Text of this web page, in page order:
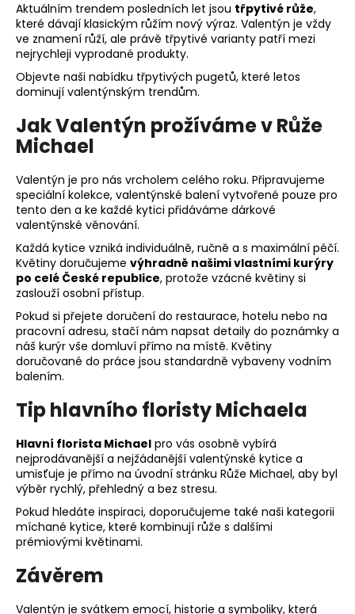
Aktuálním trendem posledních let jsou třpytivé růže,
které dávají klasickým růžím nový výraz. Valentýn je vždy
ve znamení růží, ale právě třpytivé varianty patří mezi
nejrychleji vyprodané produkty.
Objevte naši nabídku třpytivých pugetů, které letos
dominují valentýnským trendům.
Jak Valentýn prožíváme v Růže
Michael
Valentýn je pro nás vrcholem celého roku. Připravujeme
speciální kolekce, valentýnské balení vytvořené pouze pro
tento den a ke každé kytici přidáváme dárkové
valentýnské věnování.
Každá kytice vzniká individuálně, ručně a s maximální péčí.
Květiny doručujeme výhradně našimi vlastními kurýry
po celé České republice, protože vzácné květiny si
zaslouží osobní přístup.
Pokud si přejete doručení do restaurace, hotelu nebo na
pracovní adresu, stačí nám napsat detaily do poznámky a
náš kurýr vše domluví přímo na místě. Květiny
doručované do práce jsou standardně vybaveny vodním
balením.
Tip hlavního floristy Michaela
Hlavní florista Michael pro vás osobně vybírá
nejprodávanější a nejžádanější valentýnské kytice a
umisťuje je přímo na úvodní stránku Růže Michael, aby byl
výběr rychlý, přehledný a bez stresu.
Pokud hledáte inspiraci, doporučujeme také naši kategorii
míchané kytice, které kombinují růže s dalšími
prémiovými květinami.
Závěrem
Valentýn je svátkem emocí, historie a symboliky, která